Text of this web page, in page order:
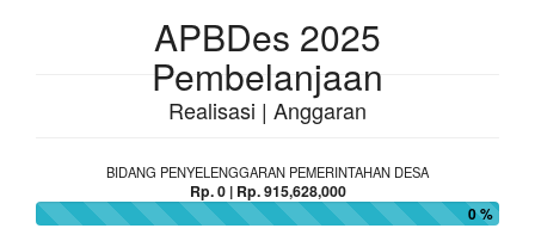
APBDes 2025
Pembelanjaan
Realisasi | Anggaran
BIDANG PENYELENGGARAN PEMERINTAHAN DESA
Rp. 0 | Rp. 915,628,000
0 %